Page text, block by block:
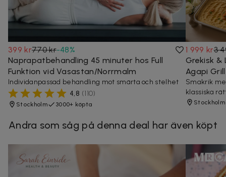
399 kr770 kr-48%
Naprapatbehandling 45 minuter hos Full
Funktion vid Vasastan/Norrmalm
Individanpassad behandling mot smärta och stelhet
4,8 (110)
Stockholm 3000+ köpta
1 999 kr3
Grekisk &
Agapi
Smakrik
klassiska
Stockholm
Andra som såg på denna deal har även köpt